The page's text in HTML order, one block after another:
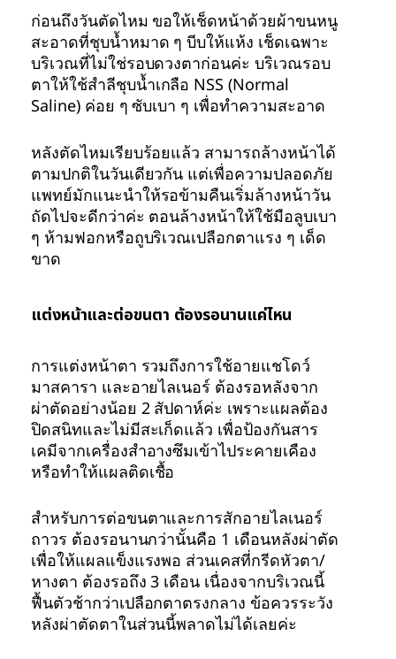
ก่อนถึงวันตัดไหม ขอให้เช็ดหน้าด้วยผ้าขนหนู
สะอาดที่ชุบน้ำหมาด ๆ บีบให้แห้ง เช็ดเฉพาะ
บริเวณที่ไม่ใช่รอบดวงตาก่อนค่ะ บริเวณรอบ
ตาให้ใช้สำลีชุบน้ำเกลือ NSS (Normal
Saline) ค่อย ๆ ซับเบา ๆ เพื่อทำความสะอาด
หลังตัดไหมเรียบร้อยแล้ว สามารถล้างหน้าได้
ตามปกติในวันเดียวกัน แต่เพื่อความปลอดภัย
แพทย์มักแนะนำให้รอข้ามคืนเริ่มล้างหน้าวัน
ถัดไปจะดีกว่าค่ะ ตอนล้างหน้าให้ใช้มือลูบเบา
ๆ ห้ามฟอกหรือถูบริเวณเปลือกตาแรง ๆ เด็ด
ขาด
แต่งหน้าและต่อขนตา ต้องรอนานแค่ไหน
การแต่งหน้าตา รวมถึงการใช้อายแชโดว์
มาสคารา และอายไลเนอร์ ต้องรอหลังจาก
ผ่าตัดอย่างน้อย 2 สัปดาห์ค่ะ เพราะแผลต้อง
ปิดสนิทและไม่มีสะเก็ดแล้ว เพื่อป้องกันสาร
เคมีจากเครื่องสำอางซึมเข้าไประคายเคือง
หรือทำให้แผลติดเชื้อ
สำหรับการต่อขนตาและการสักอายไลเนอร์
ถาวร ต้องรอนานกว่านั้นคือ 1 เดือนหลังผ่าตัด
เพื่อให้แผลแข็งแรงพอ ส่วนเคสที่กรีดหัวตา/
หางตา ต้องรอถึง 3 เดือน เนื่องจากบริเวณนี้
ฟื้นตัวช้ากว่าเปลือกตาตรงกลาง ข้อควรระวัง
หลังผ่าตัดตาในส่วนนี้พลาดไม่ได้เลยค่ะ